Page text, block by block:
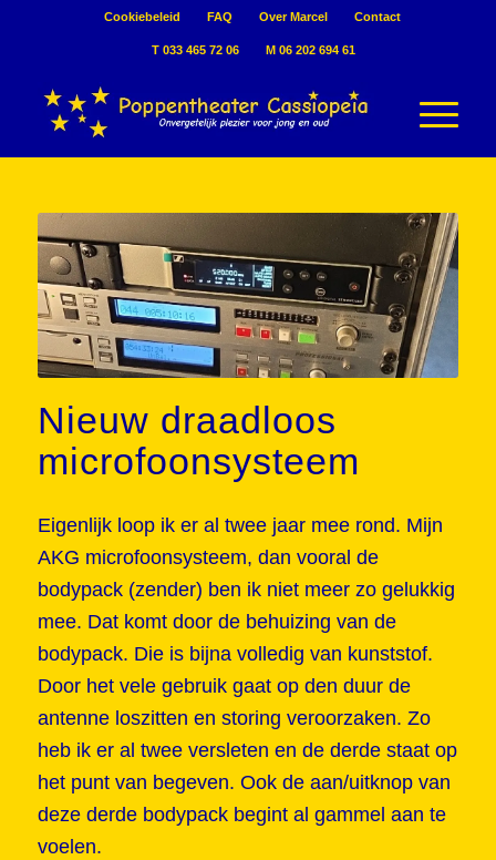
Cookiebeleid FAQ Over Marcel Contact
T 033 465 72 06 M 06 202 694 61
Nieuw draadloos
microfoonsysteem
Eigenlijk loop ik er al twee jaar mee rond. Mijn
AKG microfoonsysteem, dan vooral de
bodypack (zender) ben ik niet meer zo gelukkig
mee. Dat komt door de behuizing van de
bodypack. Die is bijna volledig van kunststof.
Door het vele gebruik gaat op den duur de
antenne loszitten en storing veroorzaken. Zo
heb ik er al twee versleten en de derde staat op
het punt van begeven. Ook de aan/uitknop van
deze derde bodypack begint al gammel aan te
voelen.